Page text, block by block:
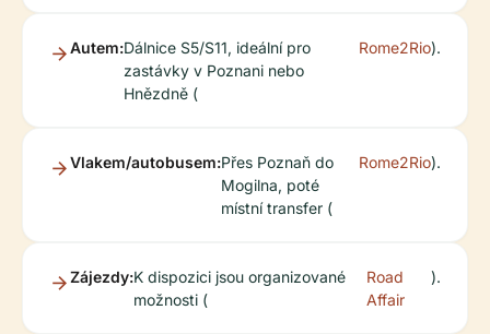
Autem:Dálnice S5/S11, ideální pro
zastávky v Poznani nebo
Hnězdně (
Rome2Rio).
Vlakem/autobusem:Přes Poznaň do
Mogilna, poté
místní transfer (
Rome2Rio).
Zájezdy:K dispozici jsou organizované
možnosti (
Road
Affair
).